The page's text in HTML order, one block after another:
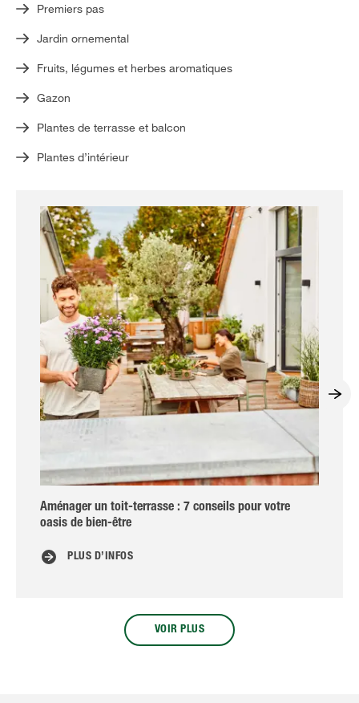
Premiers pas
Jardin ornemental
Fruits, légumes et herbes aromatiques
Gazon
Plantes de terrasse et balcon
Plantes d’intérieur
Aménager un toit-terrasse : 7 conseils pour votre
oasis de bien-être
PLUS D’INFOS
VOIR PLUS